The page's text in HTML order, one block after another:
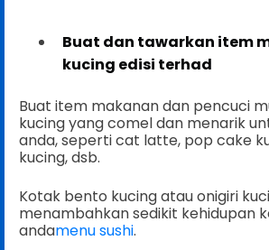
Buat dan tawarkan item
kucing edisi terhad
Buat item makanan dan pencuci
kucing yang comel dan menarik
anda, seperti cat latte, pop cake
kucing, dsb.
Kotak bento kucing atau onigiri
menambahkan sedikit kehidupan
andamenu sushi.